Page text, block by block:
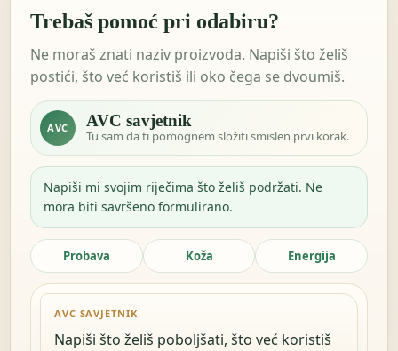
Trebaš pomoć pri odabiru?
Ne moraš znati naziv proizvoda. Napiši što želiš
postići, što već koristiš ili oko čega se dvoumiš.
AVC AVC savjetnik
Tu sam da ti pomognem složiti smislen prvi korak.
Napiši mi svojim riječima što želiš podržati. Ne
mora biti savršeno formulirano.
Probava Koža Energija
AVC SAVJETNIK
Napiši što želiš poboljšati, što već koristiš